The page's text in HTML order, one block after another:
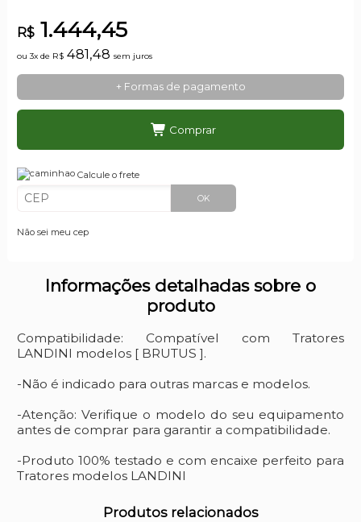
R$1.444,45
ou 3x de R$481,48 sem juros
+ Formas de pagamento
Comprar
Calcule o frete
OK
Não sei meu cep
Informações detalhadas sobre o
produto
Compatibilidade: Compatível com Tratores
LANDINI modelos [ BRUTUS ].
-Não é indicado para outras marcas e modelos.
-Atenção: Verifique o modelo do seu equipamento
antes de comprar para garantir a compatibilidade.
-Produto 100% testado e com encaixe perfeito para
Tratores modelos LANDINI
Produtos relacionados